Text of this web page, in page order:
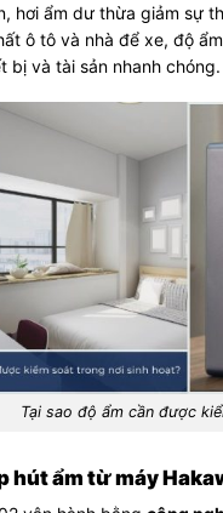
hơi ẩm dư thừa giảm sự
ô tô và nhà để xe, độ
bị và tài sản nhanh chóng.
Tại sao độ ẩm cần được
hút ẩm từ máy